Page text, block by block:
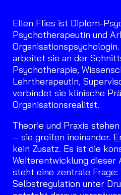
Ellen Flies ist Diplom-
Psychotherapeutin und
arbeitet sie an der
Psychotherapie,
Lehrtherapeutin,
verbindet sie klinische
Organisationsrealität.
Theorie und Praxis
– sie greifen ineinander.
kein Zusatz. Es ist die
Weiterentwicklung dieser
steht eine zentrale
Selbstregulation unter